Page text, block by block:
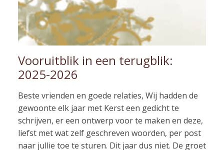
Vooruitblik in een terugblik:
2025-2026
Beste vrienden en goede relaties, Wij hadden de
gewoonte elk jaar met Kerst een gedicht te
schrijven, er een ontwerp voor te maken en deze,
liefst met wat zelf geschreven woorden, per post
naar jullie toe te sturen. Dit jaar dus niet. De groet